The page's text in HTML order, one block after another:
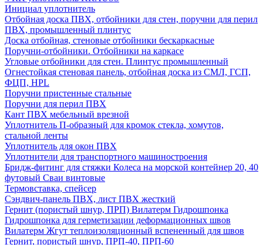
Инициал уплотнитель
Отбойная доска ПВХ, отбойники для стен, поручни для перил
ПВХ, промышленный плинтус
Доска отбойная, стеновые отбойники бескаркасные
Поручни-отбойники. Отбойники на каркасе
Угловые отбойники для стен. Плинтус промышленный
Огнестойкая стеновая панель, отбойная доска из СМЛ, ГСП,
ФЦП, HPL
Поручни пристенные стальные
Поручни для перил ПВХ
Кант ПВХ мебельный врезной
Уплотнитель П-образный для кромок стекла, хомутов,
стальной ленты
Уплотнитель для окон ПВХ
Уплотнители для транспортного машиностроения
Бридж-фитинг для стяжки Колеса на морской контейнер 20, 40
футовый Сваи винтовые
Термовставка, спейсер
Сэндвич-панель ПВХ, лист ПВХ жесткий
Гернит (пористый шнур, ПРП) Вилатерм Гидрошпонка
Гидрошпонка для герметизации деформационных швов
Вилатерм Жгут теплоизоляционный вспененный для швов
Гернит, пористый шнур, ПРП-40, ПРП-60